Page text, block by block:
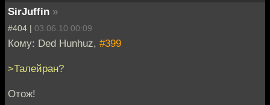
SirJuffin »
#404 | 03.06.10 00:09
Кому: Ded Hunhuz, #399
>Талейран?
Отож!